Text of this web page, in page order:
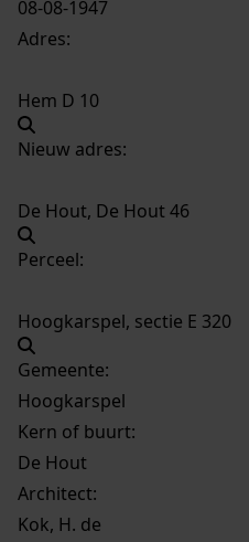
08-08-1947
Adres:
Hem D 10
Nieuw adres:
De Hout, De Hout 46
Perceel:
Hoogkarspel, sectie E 320
Gemeente:
Hoogkarspel
Kern of buurt:
De Hout
Architect:
Kok, H. de